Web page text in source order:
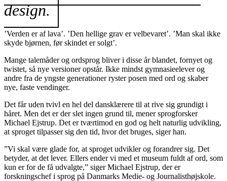
design.
’Verden er af lava’. ’Den hellige grav er velbevaret’. ’Man skal ikke
skyde bjørnen, før skindet er solgt’.
Mange talemåder og ordsprog bliver i disse år blandet, fornyet og
twistet, så nye versioner opstår. Ikke mindst gymnasieelever og
andre fra de yngste generationer ryster posen med ord og skaber
nye, faste vendinger.
Det får uden tvivl en hel del dansklærere til at rive sig grundigt i
håret. Men det er der slet ingen grund til, mener sprogforsker
Michael Ejstrup. Det er tværtimod en god og helt naturlig udvikling,
at sproget tilpasser sig den tid, hvor det bruges, siger han.
”Vi skal være glade for, at sproget udvikler og forandrer sig. Det
betyder, at det lever. Ellers ender vi med et museum fuldt af ord, som
kun er for de få udvalgte,” siger Michael Ejstrup, der er
forskningschef i sprog på Danmarks Medie- og Journalisthøjskole.